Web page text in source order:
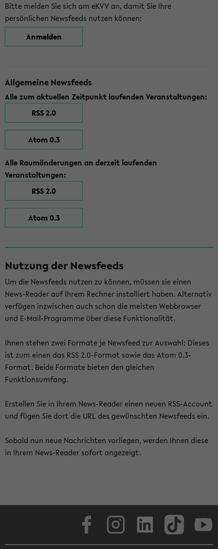
Bitte melden Sie sich am eKVV an, damit Sie Ihre
persönlichen Newsfeeds nutzen können:
Anmelden
Allgemeine Newsfeeds
Alle zum aktuellen Zeitpunkt laufenden Veranstaltungen:
RSS 2.0
Atom 0.3
Alle Raumänderungen an derzeit laufenden
Veranstaltungen:
RSS 2.0
Atom 0.3
Nutzung der Newsfeeds
Um die Newsfeeds nutzen zu können, müssen sie einen
News-Reader auf Ihrem Rechner installiert haben. Alternativ
verfügen inzwischen auch schon die meisten Webbrowser
und E-Mail-Programme über diese Funktionalität.
Ihnen stehen zwei Formate je Newsfeed zur Auswahl: Dieses
ist zum einen das RSS 2.0-Format sowie das Atom 0.3-
Format. Beide Formate bieten den gleichen
Funktionsumfang.
Erstellen Sie in Ihrem News-Reader einen neuen RSS-Account
und fügen Sie dort die URL des gewünschten Newsfeeds ein.
Sobald nun neue Nachrichten vorliegen, werden Ihnen diese
in Ihrem News-Reader sofort angezeigt.